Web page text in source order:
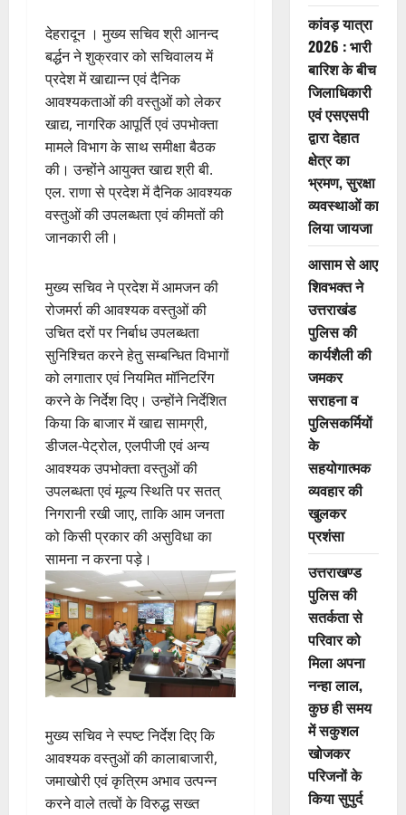
देहरादून । मुख्य सचिव श्री आनन्द
बर्द्धन ने शुक्रवार को सचिवालय में
प्रदेश में खाद्यान्न एवं दैनिक
आवश्यकताओं की वस्तुओं को लेकर
खाद्य, नागरिक आपूर्ति एवं उपभोक्ता
मामले विभाग के साथ समीक्षा बैठक
की। उन्होंने आयुक्त खाद्य श्री बी.
एल. राणा से प्रदेश में दैनिक आवश्यक
वस्तुओं की उपलब्धता एवं कीमतों की
जानकारी ली।
मुख्य सचिव ने प्रदेश में आमजन की
रोजमर्रा की आवश्यक वस्तुओं की
उचित दरों पर निर्बाध उपलब्धता
सुनिश्चित करने हेतु सम्बन्धित विभागों
को लगातार एवं नियमित मॉनिटरिंग
करने के निर्देश दिए। उन्होंने निर्देशित
किया कि बाजार में खाद्य सामग्री,
डीजल-पेट्रोल, एलपीजी एवं अन्य
आवश्यक उपभोक्ता वस्तुओं की
उपलब्धता एवं मूल्य स्थिति पर सतत्
निगरानी रखी जाए, ताकि आम जनता
को किसी प्रकार की असुविधा का
सामना न करना पड़े।
मुख्य सचिव ने स्पष्ट निर्देश दिए कि
आवश्यक वस्तुओं की कालाबाजारी,
जमाखोरी एवं कृत्रिम अभाव उत्पन्न
करने वाले तत्वों के विरुद्ध सख्त
कांवड़ यात्रा
2026 : भारी
बारिश के बीच
जिलाधिकारी
एवं एसएसपी
द्वारा देहात
क्षेत्र का
भ्रमण, सुरक्षा
व्यवस्थाओं का
लिया जायजा
आसाम से आए
शिवभक्त ने
उत्तराखंड
पुलिस की
कार्यशैली की
जमकर
सराहना व
पुलिसकर्मियों
के
सहयोगात्मक
व्यवहार की
खुलकर
प्रशंसा
उत्तराखण्ड
पुलिस की
सतर्कता से
परिवार को
मिला अपना
नन्हा लाल,
कुछ ही समय
में सकुशल
खोजकर
परिजनों के
किया सुपुर्द